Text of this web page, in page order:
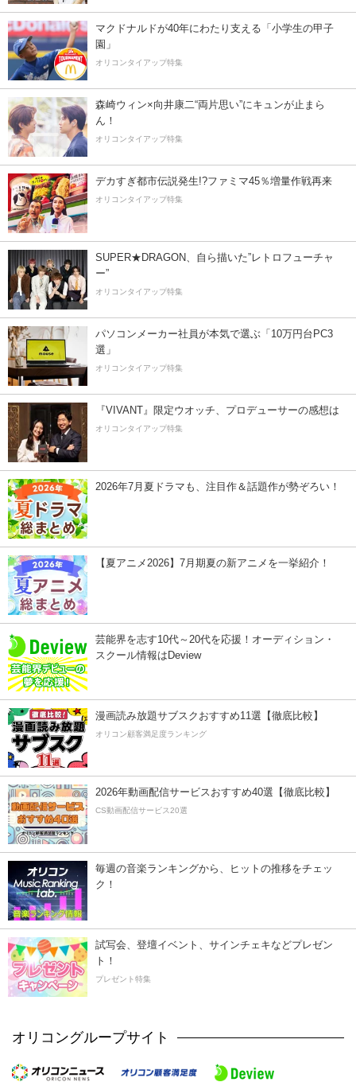
マクドナルドが40年にわたり支える「小学生の甲子
園」
オリコンタイアップ特集
森崎ウィン×向井康二“両片思い”にキュンが止まら
ん！
オリコンタイアップ特集
デカすぎ都市伝説発生!?ファミマ45％増量作戦再来
オリコンタイアップ特集
SUPER★DRAGON、自ら描いた”レトロフューチャ
ー”
オリコンタイアップ特集
パソコンメーカー社員が本気で選ぶ「10万円台PC3
選」
オリコンタイアップ特集
『VIVANT』限定ウオッチ、プロデューサーの感想は
オリコンタイアップ特集
2026年7月夏ドラマも、注目作＆話題作が勢ぞろい！
【夏アニメ2026】7月期夏の新アニメを一挙紹介！
芸能界を志す10代～20代を応援！オーディション・
スクール情報はDeview
漫画読み放題サブスクおすすめ11選【徹底比較】
オリコン顧客満足度ランキング
2026年動画配信サービスおすすめ40選【徹底比較】
CS動画配信サービス20選
毎週の音楽ランキングから、ヒットの推移をチェッ
ク！
試写会、登壇イベント、サインチェキなどプレゼン
ト！
プレゼント特集
オリコングループサイト